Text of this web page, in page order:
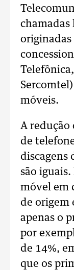
chamadas
originadas
móveis.
A redução
de
discagens
são
móvel em
de origem
apenas o
por
de 14%,
que os